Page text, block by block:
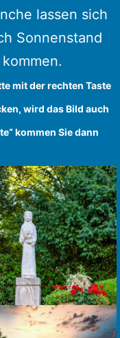
lassen sich
Sonnenstand
mit der rechten Taste
wird das Bild auch
kommen Sie dann